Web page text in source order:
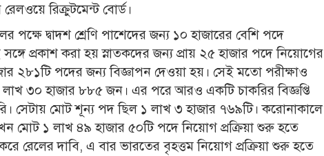
রিক্রুটমেন্ট বোর্ড।
পক্ষে দ্বাদশ শ্রেণি পাশেদের জন্য ১০ হাজারের বেশি পদে
প্রকাশ করা হয় স্নাতকদের জন্য প্রায় ২৫ হাজার পদে নিয়োগের
২৮১টি পদের জন্য বিজ্ঞাপন দেওয়া হয়। সেই মতো পরীক্ষাও
৩০ হাজার ৮৮৫ জন। এর পরে আরও একটি চাকরির বিজ্ঞপ্তি
সেটায় মোট শূন্য পদ ছিল ১ লাখ ৩ হাজার ৭৬৯টি। করোনাকালে
মোট ১ লাখ ৪৯ হাজার ৫০টি পদে নিয়োগ প্রক্রিয়া শুরু হতে
করে রেলের দাবি, এ বার ভারতের বৃহত্তম নিয়োগ প্রক্রিয়া শুরু হতে